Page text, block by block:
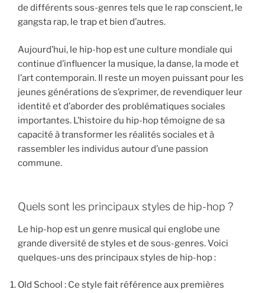
de différents sous-genres tels que le rap conscient, le
gangsta rap, le trap et bien d’autres.
Aujourd’hui, le hip-hop est une culture mondiale qui
continue d’influencer la musique, la danse, la mode et
l’art contemporain. Il reste un moyen puissant pour les
jeunes générations de s’exprimer, de revendiquer leur
identité et d’aborder des problématiques sociales
importantes. L’histoire du hip-hop témoigne de sa
capacité à transformer les réalités sociales et à
rassembler les individus autour d’une passion
commune.
Quels sont les principaux styles de hip-hop ?
Le hip-hop est un genre musical qui englobe une
grande diversité de styles et de sous-genres. Voici
quelques-uns des principaux styles de hip-hop :
Old School : Ce style fait référence aux premières